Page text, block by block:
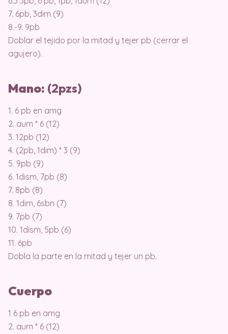
7. 6pb, 3dim (9)
8.-9. 9pb
Doblar el tejido por la mitad y tejer pb (cerrar el
agujero).
Mano: (2pzs)
1. 6 pb en amg
2. aum * 6 (12)
3. 12pb (12)
4. (2pb, 1dim) * 3 (9)
5. 9pb (9)
6. 1dism, 7pb (8)
7. 8pb (8)
8. 1dim, 6sbn (7)
9. 7pb (7)
10. 1dism, 5pb (6)
11. 6pb
Dobla la parte en la mitad y tejer un pb.
Cuerpo
1 6 pb en amg
2. aum * 6 (12)